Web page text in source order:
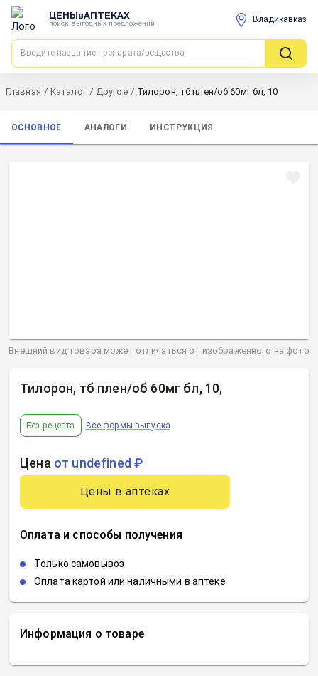
ЦЕНЫвАПТЕКАХ
поиск выгодных предложений Владикавказ
Главная / Каталог / Другое / Тилорон, тб плен/об 60мг бл, 10
ОСНОВНОЕ АНАЛОГИ ИНСТРУКЦИЯ
Информация о товаре
Тилорон, тб плен/об 60мг бл, 10,
Без рецепта Все формы выпуска
Цена от undefined ₽
Цены в аптеках
Оплата и способы получения
Только самовывоз
Оплата картой или наличными в аптеке
Внешний вид товара может отличаться от изображенного на фото